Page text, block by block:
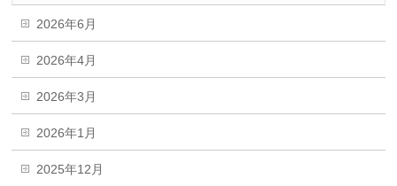
2026年6月
2026年4月
2026年3月
2026年1月
2025年12月